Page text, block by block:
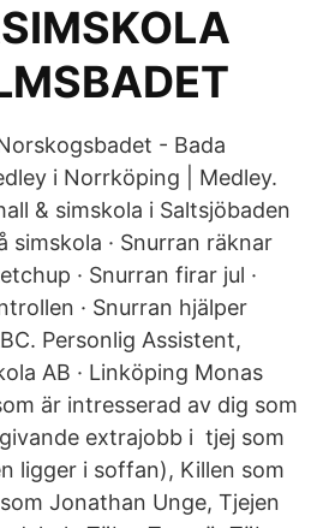
- Bada
i Norrköping | Medley.
& simskola i Saltsjöbaden
simskola · Snurran räknar
· Snurran firar jul ·
· Snurran hjälper
Personlig Assistent,
AB · Linköping Monas
är intresserad av dig som
extrajobb i tjej som
ligger i soffan), Killen som
Jonathan Unge, Tjejen